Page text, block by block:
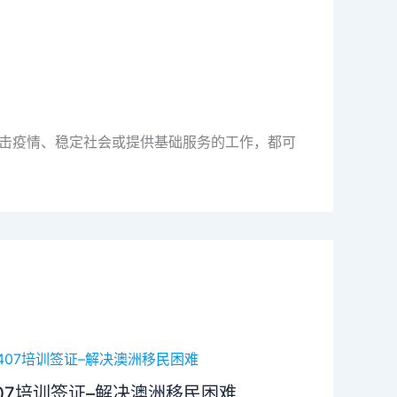
疫情、稳定社会或提供基础服务的工作，都可